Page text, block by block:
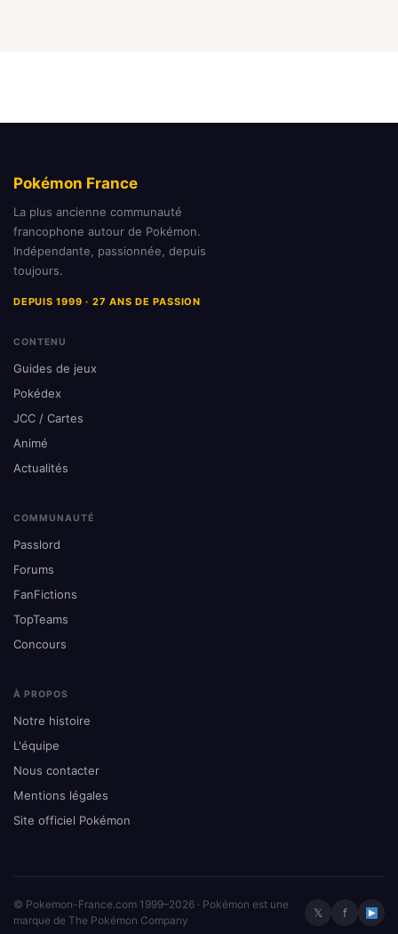
Pokémon France
La plus ancienne communauté
francophone autour de Pokémon.
Indépendante, passionnée, depuis
toujours.
DEPUIS 1999 · 27 ANS DE PASSION
CONTENU
Guides de jeux
Pokédex
JCC / Cartes
Animé
Actualités
COMMUNAUTÉ
Passlord
Forums
FanFictions
TopTeams
Concours
À PROPOS
Notre histoire
L'équipe
Nous contacter
Mentions légales
Site officiel Pokémon
© Pokemon-France.com 1999–2026 · Pokémon est une
marque de The Pokémon Company
𝕏 f